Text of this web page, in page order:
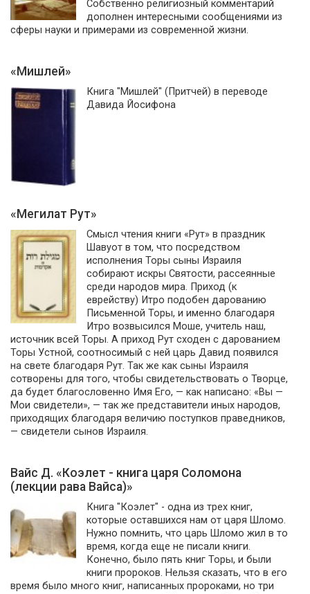
Собственно религиозный комментарий
дополнен интересными сообщениями из
сферы науки и примерами из современной жизни.
«Мишлей»
Книга "Мишлей" (Притчей) в переводе
Давида Йосифона
«Мегилат Рут»
Смысл чтения книги «Рут» в праздник
Шавуот в том, что посредством
исполнения Торы сыны Израиля
собирают искры Святости, рассеянные
среди народов мира. Приход (к
еврейству) Итро подобен дарованию
Письменной Торы, и именно благодаря
Итро возвысился Моше, учитель наш,
источник всей Торы. А приход Рут сходен с дарованием
Торы Устной, соотносимый с ней царь Давид появился
на свете благодаря Рут. Так же как сыны Израиля
сотворены для того, чтобы свидетельствовать о Творце,
да будет благословенно Имя Его, — как написано: «Вы —
Мои свидетели», — так же представители иных народов,
приходящих благодаря величию поступков праведников,
— свидетели сынов Израиля.
Вайс Д. «Коэлет - книга царя Соломона
(лекции рава Вайса)»
Книга "Коэлет" - одна из трех книг,
которые оставшихся нам от царя Шломо.
Нужно помнить, что царь Шломо жил в то
время, когда еще не писали книги.
Конечно, было пять книг Торы, и были
книги пророков. Нельзя сказать, что в его
время было много книг, написанных пророками, но три